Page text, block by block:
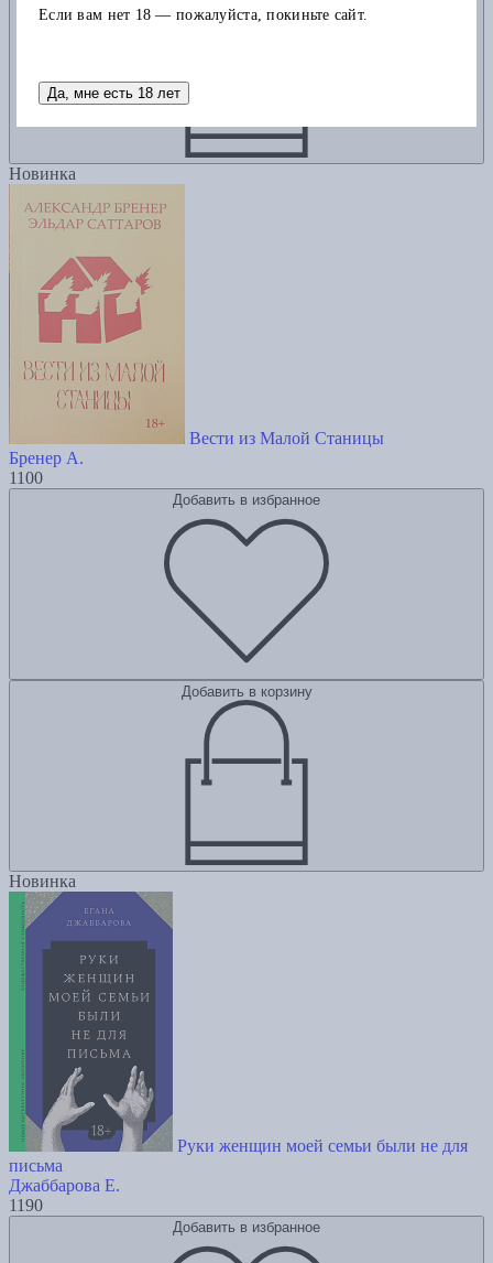
Новинка
Вести из Малой Станицы
Бренер А.
1100
Добавить в избранное
Добавить в корзину
Новинка
Руки женщин моей семьи были не для
письма
Джаббарова Е.
1190
Добавить в избранное
Если вам нет 18 — пожалуйста, покиньте сайт.
Да, мне есть 18 лет